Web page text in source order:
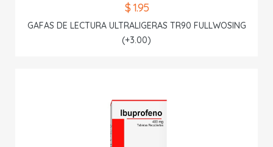
$ 1.95
GAFAS DE LECTURA ULTRALIGERAS TR90 FULLWOSING
(+3.00)